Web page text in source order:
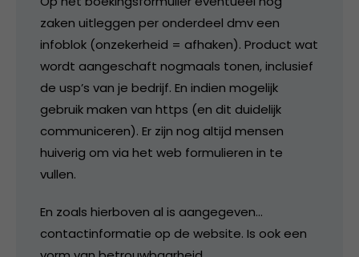
zaken uitleggen per onderdeel dmv een
infoblok (onzekerheid = afhaken). Product wat
wordt aangeschaft nogmaals tonen, inclusief
de usp’s van je bedrijf. En indien mogelijk
gebruik maken van https (en dit duidelijk
communiceren). Er zijn nog altijd mensen
huiverig om via het web formulieren in te
vullen.
En zoals hierboven al is aangegeven…
contactinformatie op de website. Is ook een